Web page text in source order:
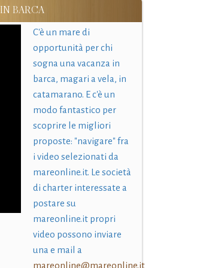
BARCA
C'è un mare di
opportunità per chi
sogna una vacanza in
barca, magari a vela, in
catamarano. E c'è un
modo fantastico per
scoprire le migliori
proposte: "navigare" fra
i video selezionati da
mareonline.it. Le società
di charter interessate a
postare su
mareonline.it propri
video possono inviare
una e mail a
mareonline@mareonline.it